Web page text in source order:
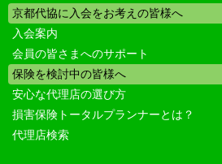
京都代協に入会をお考えの皆様へ
入会案内
会員の皆さまへのサポート
保険を検討中の皆様へ
安心な代理店の選び方
損害保険トータルプランナーとは？
代理店検索